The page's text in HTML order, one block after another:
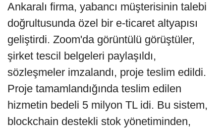
Ankaralı firma, yabancı müşterisinin talebi
doğrultusunda özel bir e-ticaret altyapısı
geliştirdi. Zoom'da görüntülü görüştüler,
şirket tescil belgeleri paylaşıldı,
sözleşmeler imzalandı, proje teslim edildi.
Proje tamamlandığında teslim edilen
hizmetin bedeli 5 milyon TL idi. Bu sistem,
blockchain destekli stok yönetiminden,